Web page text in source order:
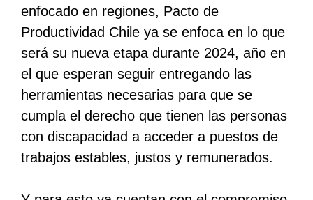
enfocado en regiones, Pacto de
Productividad Chile ya se enfoca en lo que
será su nueva etapa durante 2024, año en
el que esperan seguir entregando las
herramientas necesarias para que se
cumpla el derecho que tienen las personas
con discapacidad a acceder a puestos de
trabajos estables, justos y remunerados.